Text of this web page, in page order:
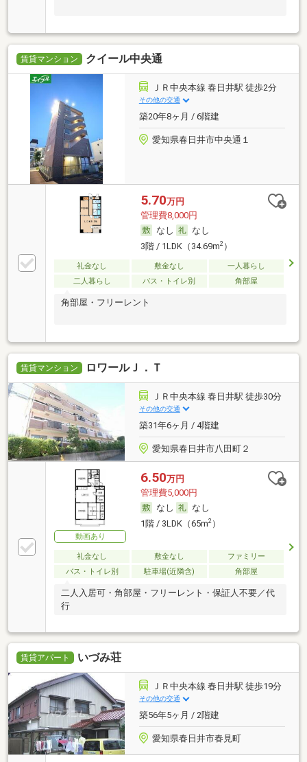
賃貸マンション クイール中央通
ＪＲ中央本線 春日井駅 徒歩2分
その他の交通
築20年8ヶ月 / 6階建
愛知県春日井市中央通１
5.70万円
管理費8,000円
なし
なし
3階 / 1LDK（34.69m2）
礼金なし 敷金なし
一人暮らし
二人暮らし
バス・トイレ別 角部屋
角部屋・フリーレント
賃貸マンション ロワールＪ．Ｔ
ＪＲ中央本線 春日井駅 徒歩30分
その他の交通
築31年6ヶ月 / 4階建
愛知県春日井市八田町２
動画あり
6.50万円
管理費5,000円
なし
なし
1階 / 3LDK（65m2）
礼金なし 敷金なし
ファミリー
バス・トイレ別
駐車場(近隣含) 角部屋
二人入居可・角部屋・フリーレント・保証人不要／代
行
賃貸アパート いづみ荘
ＪＲ中央本線 春日井駅 徒歩19分
その他の交通
築56年5ヶ月 / 2階建
愛知県春日井市春見町